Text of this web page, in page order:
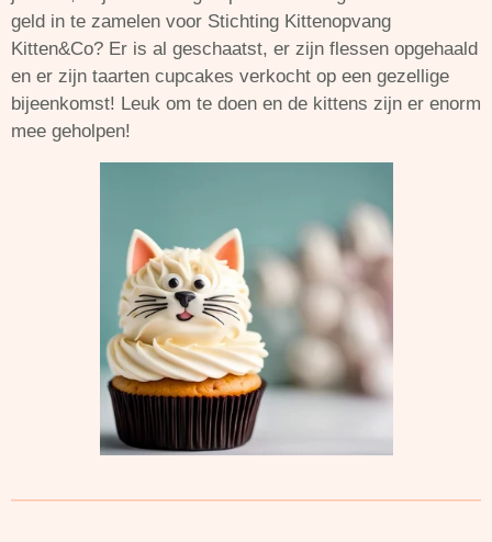
geld in te zamelen voor Stichting Kittenopvang
Kitten&Co? Er is al geschaatst, er zijn flessen opgehaald
en er zijn taarten cupcakes verkocht op een gezellige
bijeenkomst! Leuk om te doen en de kittens zijn er enorm
mee geholpen!